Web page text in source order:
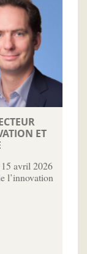
ET
avril 2026
l’innovation